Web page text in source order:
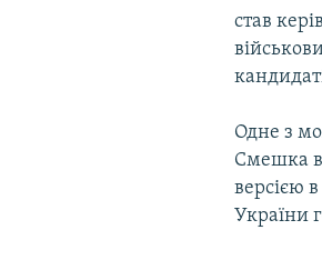
став
Одне з
Смешка
версією
України